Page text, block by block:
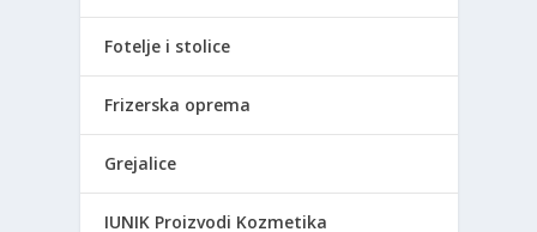
Fotelje i stolice
Frizerska oprema
Grejalice
IUNIK Proizvodi Kozmetika